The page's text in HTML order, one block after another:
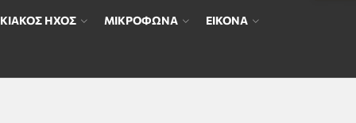
ΗΧΟΣ ΜΙΚΡΟΦΩΝΑ ΕΙΚΟΝΑ